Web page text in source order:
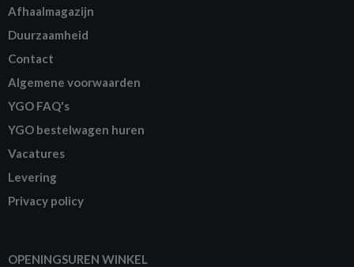
Afhaalmagazijn
Duurzaamheid
Contact
Algemene voorwaarden
YGO FAQ's
YGO bestelwagen huren
Vacatures
Levering
Privacy policy
OPENINGSUREN WINKEL